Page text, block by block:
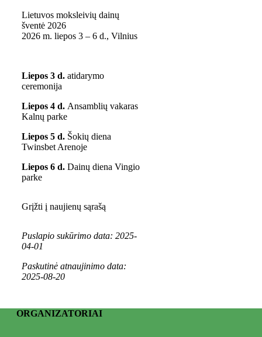
Lietuvos moksleivių dainų
šventė 2026
2026 m. liepos 3 – 6 d., Vilnius
Liepos 3 d.atidarymo
ceremonija
Liepos 4 d. Ansamblių vakaras
Kalnų parke
Liepos 5 d.Šokių diena
Twinsbet Arenoje
Liepos 6 d.Dainų diena Vingio
parke
Grįžti į naujienų sąrašą
Puslapio sukūrimo data: 2025-
04-01
Paskutinė atnaujinimo data:
2025-08-20
ORGANIZATORIAI